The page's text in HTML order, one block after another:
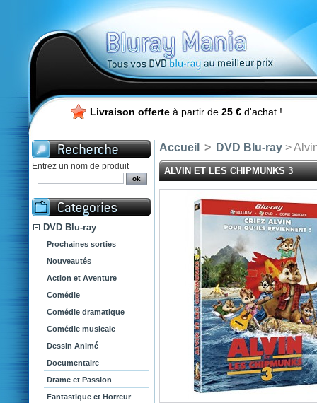
Livraison offerte à partir de 25 € d'achat !
Entrez un nom de produit
DVD Blu-ray
Prochaines sorties
Nouveautés
Action et Aventure
Comédie
Comédie dramatique
Comédie musicale
Dessin Animé
Documentaire
Drame et Passion
Fantastique et Horreur
Accueil > DVD Blu-ray >
ALVIN ET LES CHIPMUNKS 3